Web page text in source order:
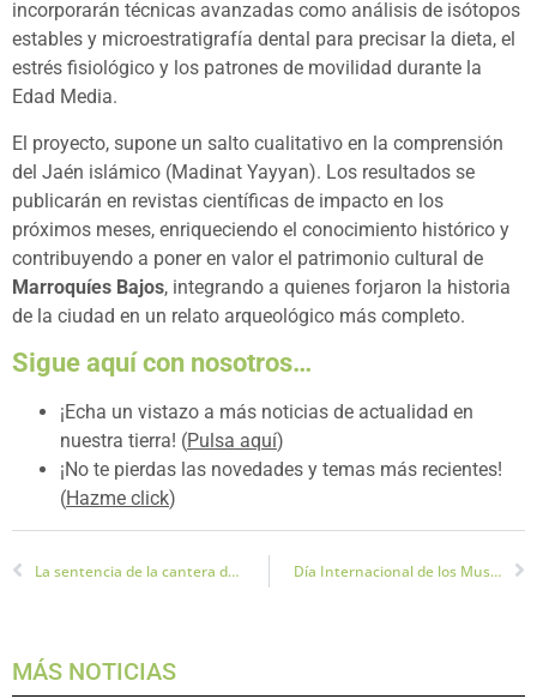
incorporarán técnicas avanzadas como análisis de isótopos
estables y microestratigrafía dental para precisar la dieta, el
estrés fisiológico y los patrones de movilidad durante la
Edad Media.
El proyecto, supone un salto cualitativo en la comprensión
del Jaén islámico (Madinat Yayyan). Los resultados se
publicarán en revistas científicas de impacto en los
próximos meses, enriqueciendo el conocimiento histórico y
contribuyendo a poner en valor el patrimonio cultural de
Marroquíes Bajos, integrando a quienes forjaron la historia
de la ciudad en un relato arqueológico más completo.
Sigue aquí con nosotros…
¡Echa un vistazo a más noticias de actualidad en
nuestra tierra! (Pulsa aquí)
¡No te pierdas las novedades y temas más recientes!
(Hazme click)
La sentencia de la cantera de la Fuente la Peña ya es firme Día Internacional de los Museos en Jaén
MÁS NOTICIAS